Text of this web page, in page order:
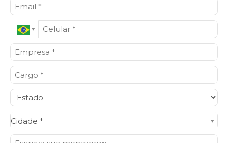
Cidade *
Cidade*